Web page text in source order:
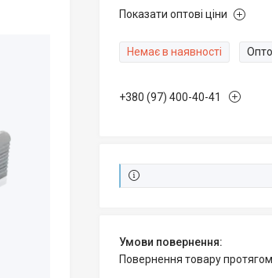
Показати оптові ціни
Немає в наявності
+380 (97) 400-40-41
повернення товару